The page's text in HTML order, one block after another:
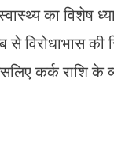
का विशेष
की
कर्क राशि के